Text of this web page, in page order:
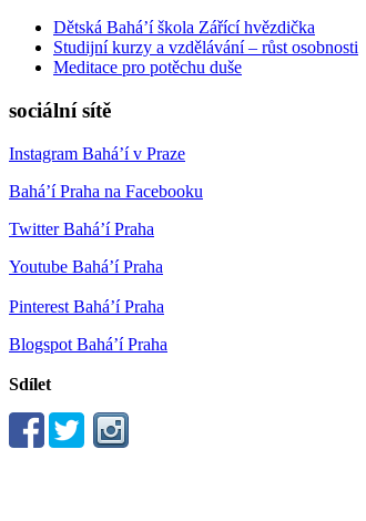
Dětská Bahá’í škola Zářící hvězdička
Studijní kurzy a vzdělávání – růst osobnosti
Meditace pro potěchu duše
sociální sítě
Instagram Bahá’í v Praze
Bahá’í Praha na Facebooku
Twitter Bahá’í Praha
Youtube Bahá’í Praha
Pinterest Bahá’í Praha
Blogspot Bahá’í Praha
Sdílet